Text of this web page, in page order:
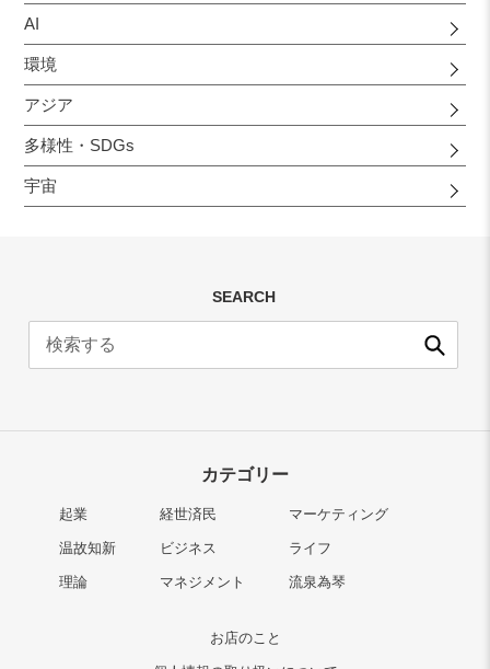
AI
環境
アジア
多様性・SDGs
宇宙
SEARCH
送
カテゴリー
起業
温故知新
理論
経世済民
ビジネス
マネジメント
マーケティング
ライフ
流泉為琴
お店のこと